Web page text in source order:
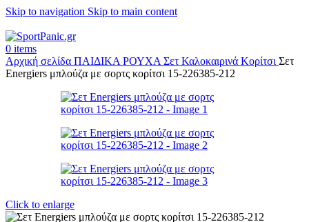
Skip to navigation Skip to main content
0 items
Αρχική σελίδα ΠΑΙΔΙΚΑ ΡΟΥΧΑ Σετ Καλοκαιρινά Κορίτσι Σετ
Energiers μπλούζα με σορτς κορίτσι 15-226385-212
Click to enlarge